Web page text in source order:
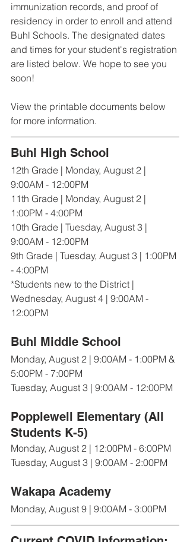
immunization records, and proof of
residency in order to enroll and attend
Buhl Schools. The designated dates
and times for your student's registration
are listed below. We hope to see you
soon!
View the printable documents below
for more information.
Buhl High School
12th Grade | Monday, August 2 |
9:00AM - 12:00PM
11th Grade | Monday, August 2 |
1:00PM - 4:00PM
10th Grade | Tuesday, August 3 |
9:00AM - 12:00PM
9th Grade | Tuesday, August 3 | 1:00PM
- 4:00PM
*Students new to the District |
Wednesday, August 4 | 9:00AM -
12:00PM
Buhl Middle School
Monday, August 2 | 9:00AM - 1:00PM &
5:00PM - 7:00PM
Tuesday, August 3 | 9:00AM - 12:00PM
Popplewell Elementary (All
Students K-5)
Monday, August 2 | 12:00PM - 6:00PM
Tuesday, August 3 | 9:00AM - 2:00PM
Wakapa Academy
Monday, August 9 | 9:00AM - 3:00PM